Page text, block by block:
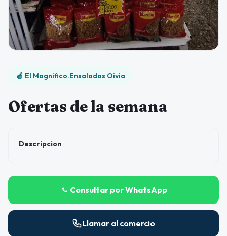
🍎 El Magnifico.Ensaladas Oivia
Ofertas de la semana
Descripcion
Consultar por WhatsApp
Llamar al comercio